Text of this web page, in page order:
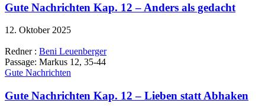
Gute Nachrichten Kap. 12 – Anders als gedacht
12. Oktober 2025
Redner : Beni Leuenberger
Passage: Markus 12, 35-44
Gute Nachrichten
Gute Nachrichten Kap. 12 – Lieben statt Abhaken